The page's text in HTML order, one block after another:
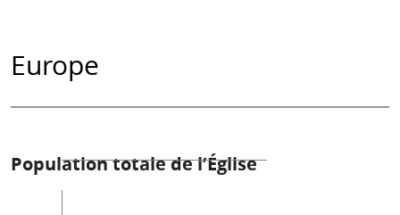
Europe
Population totale de l’Église